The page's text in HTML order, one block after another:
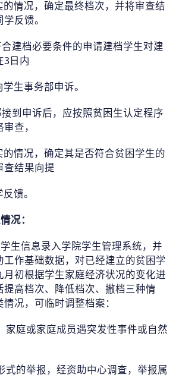
的情况，确定最终档次，并将审查结
反馈。
建档必要条件的申请建档学生对建
3日内
生事务部申诉。
到申诉后，应按照贫困生认定程序
查，
的情况，确定其是否符合贫困学生的
查结果向提
馈。
况：
生信息录入学院学生管理系统，并
工作基础数据，对已经建立的贫困学
月初根据学生家庭经济状况的变化进
提高档次、降低档次、撤档三种情
况，可临时调整档案：
家庭或家庭成员遇突发性事件或自然
式的举报，经资助中心调査，举报属